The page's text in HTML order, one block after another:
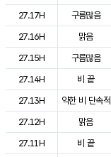
27.17H
구름많음
27.16H
맑음
27.15H
구름많음
27.14H
비 끝
27.13H
약한 비 단속적
27.12H
맑음
27.11H
비 끝